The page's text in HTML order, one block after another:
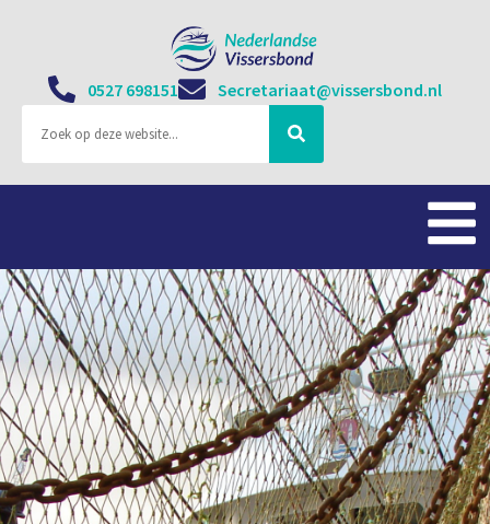
0527 698151 Secretariaat@vissersbond.nl